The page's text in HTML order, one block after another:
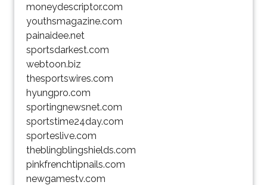
moneydescriptor.com
youthsmagazine.com
painaidee.net
sportsdarkest.com
webtoon.biz
thesportswires.com
hyungpro.com
sportingnewsnet.com
sportstime24day.com
sporteslive.com
theblingblingshields.com
pinkfrenchtipnails.com
newgamestv.com